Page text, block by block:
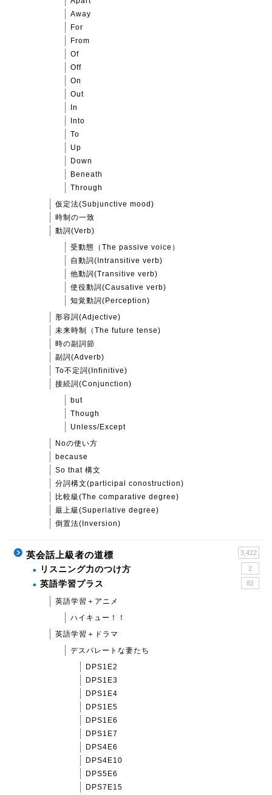
Away
For
From
Of
Off
On
Out
In
Into
To
Up
Down
Beneath
Through
仮定法(Subjunctive mood)
時制の一致
動詞(Verb)
受動態（The passive voice）
自動詞(Intransitive verb)
他動詞(Transitive verb)
使役動詞(Causative verb)
知覚動詞(Perception)
形容詞(Adjective)
未来時制（The future tense)
時の副詞節
副詞(Adverb)
To不定詞(Infinitive)
接続詞(Conjunction)
but
Though
Unless/Except
Noの使い方
because
So that 構文
分詞構文(participal conostruction)
比較級(The comparative degree)
最上級(Superlative degree)
倒置法(Inversion)
英会話上級者の道標 3,422
リスニング力のつけ方 2
英語学習プラス 82
英語学習＋アニメ
ハイキュー！！
英語学習＋ドラマ
デスパレートな妻たち
DPS1E2
DPS1E3
DPS1E4
DPS1E5
DPS1E6
DPS1E7
DPS4E6
DPS4E10
DPS5E6
DPS7E15